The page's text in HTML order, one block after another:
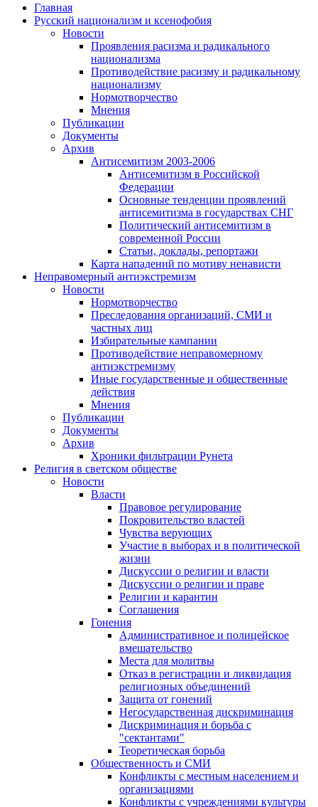
Главная
Русский национализм и ксенофобия
Новости
Проявления расизма и радикального
национализма
Противодействие расизму и радикальному
национализму
Нормотворчество
Мнения
Публикации
Документы
Архив
Антисемитизм 2003-2006
Антисемитизм в Российской
Федерации
Основные тенденции проявлений
антисемитизма в государствах СНГ
Политический антисемитизм в
современной России
Статьи, доклады, репортажи
Карта нападений по мотиву ненависти
Неправомерный антиэкстремизм
Новости
Нормотворчество
Преследования организаций, СМИ и
частных лиц
Избирательные кампании
Противодействие неправомерному
антиэкстремизму
Иные государственные и общественные
действия
Мнения
Публикации
Документы
Архив
Хроники фильтрации Рунета
Религия в светском обществе
Новости
Власти
Правовое регулирование
Покровительство властей
Чувства верующих
Участие в выборах и в политической
жизни
Дискуссии о религии и власти
Дискуссии о религии и праве
Религии и карантин
Соглашения
Гонения
Административное и полицейское
вмешательство
Места для молитвы
Отказ в регистрации и ликвидация
религиозных объединений
Защита от гонений
Негосударственная дискриминация
Дискриминация и борьба с
"сектантами"
Теоретическая борьба
Общественность и СМИ
Конфликты с местным населением и
организациями
Конфликты с учреждениями культуры